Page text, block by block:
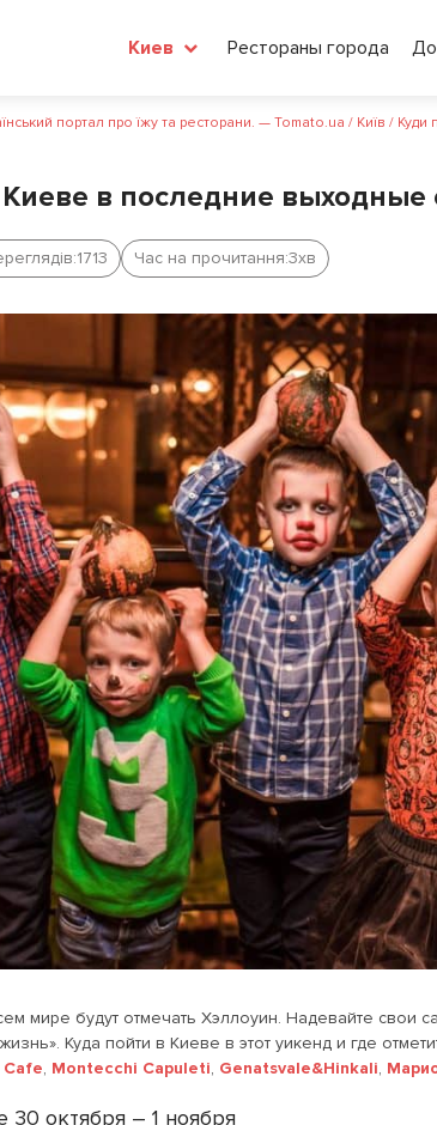
Киев Рестораны города
портал про їжу та ресторани. — Tomato.ua / Київ / Куди
в последние выходные
1713 Час на прочитання:3хв
мире будут отмечать Хэллоуин. Надевайте свои
Куда пойти в Киеве в этот уикенд и где
Cafe, Montecchi Capuleti, Genatsvale&Hinkali,
30 октября – 1 ноября